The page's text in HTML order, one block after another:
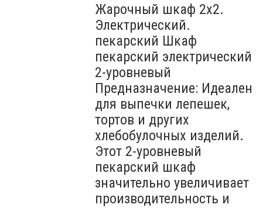
Жарочный шкаф 2х2.
Электрический.
пекарский Шкаф
пекарский электрический
2-уровневый
Предназначение: Идеален
для выпечки лепешек,
тортов и других
хлебобулочных изделий.
Этот 2-уровневый
пекарский шкаф
значительно увеличивает
производительность и